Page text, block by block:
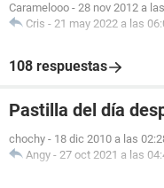
Caramelooo - 28 nov 2012 a
Cris - 21 may 2022 a las
108 respuestas
Pastilla del día
chochy - 18 dic 2010 a las
Angy - 27 oct 2021 a las